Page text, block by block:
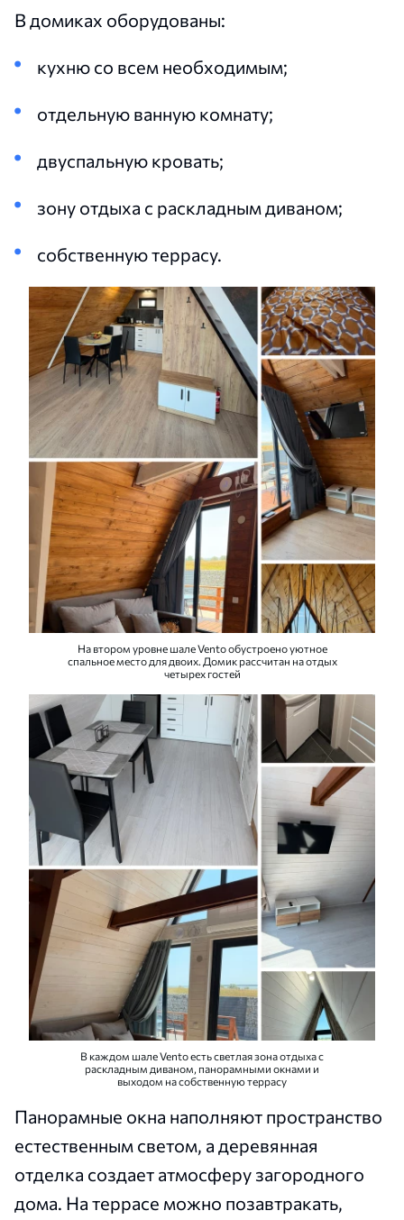
В домиках оборудованы:
кухню со всем необходимым;
отдельную ванную комнату;
двуспальную кровать;
зону отдыха с раскладным диваном;
собственную террасу.
На втором уровне шале Vento обустроено уютное
спальное место для двоих. Домик рассчитан на отдых
четырех гостей
В каждом шале Vento есть светлая зона отдыха с
раскладным диваном, панорамными окнами и
выходом на собственную террасу
Панорамные окна наполняют пространство
естественным светом, а деревянная
отделка создает атмосферу загородного
дома. На террасе можно позавтракать,